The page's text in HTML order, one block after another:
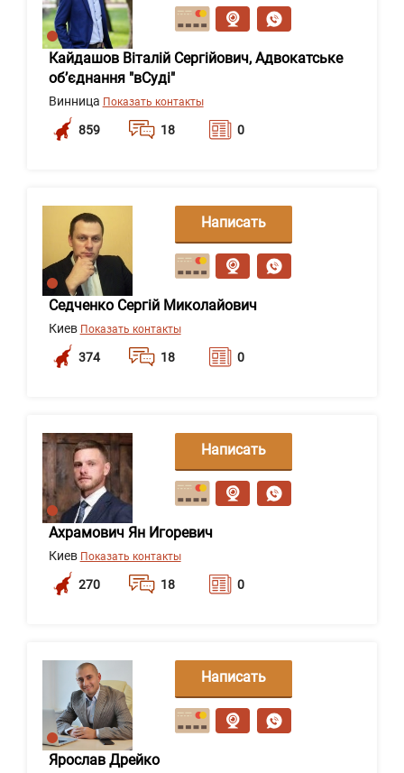
Кайдашов Віталій Сергійович, Адвокатське
об’єднання "вСуді"
Винница Показать контакты
859 18 0
сообщение
Седченко Сергій Миколайович
Киев Показать контакты
374 18 0
Написать
сообщение
Ахрамович Ян Игоревич
Киев Показать контакты
270 18 0
Написать
сообщение
Ярослав Дрейко
Написать
сообщение